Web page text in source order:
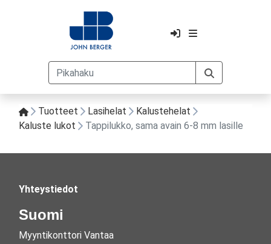
Tuotteet Lasihelat
Kalustehelat
Kaluste lukot
Tappilukko, sama avain 6-8 mm lasille
Yhteystiedot
Suomi
Myyntikonttori Vantaa